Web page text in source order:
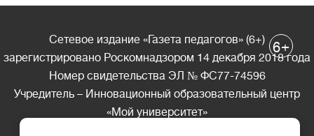
Сетевое издание «Газета педагогов» (6+)
зарегистрировано Роскомнадзором 14 декабря 2018 года
Номер свидетельства ЭЛ № ФС77-74596
Учредитель – Инновационный образовательный центр
«Мой университет»
6+